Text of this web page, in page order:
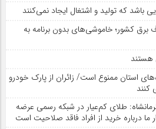
باشد که تولید و اشتغال ایجاد نمی‌کنند
برق کشور؛ خاموشی‌های بدون برنامه به
هستند
استان ممنوع است/ زائران از پارک خودرو
کنند
طلای کم‌عیار در شبکه رسمی عرضه
درباره خرید از افراد فاقد صلاحیت است